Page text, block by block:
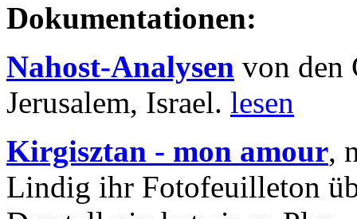
Dokumentationen:
Nahost-Analysen von den
Jerusalem, Israel. lesen
Kirgisztan - mon amour,
Lindig ihr Fotofeuilleton